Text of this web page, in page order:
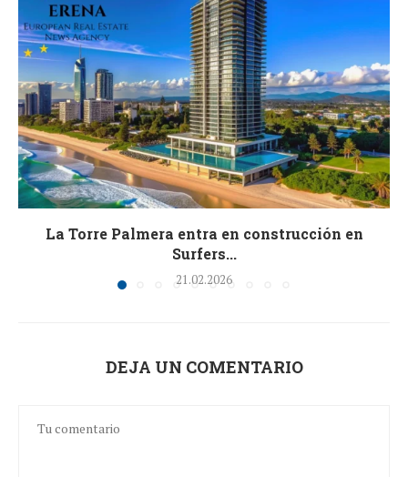
La Torre Palmera entra en construcción en
Surfers...
21.02.2026
DEJA UN COMENTARIO